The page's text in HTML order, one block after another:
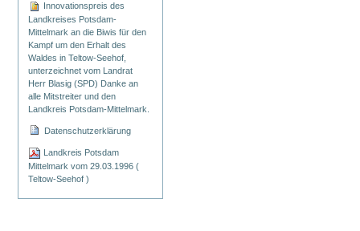
Innovationspreis des
Landkreises Potsdam-
Mittelmark an die Biwis für den
Kampf um den Erhalt des
Waldes in Teltow-Seehof,
unterzeichnet vom Landrat
Herr Blasig (SPD) Danke an
alle Mitstreiter und den
Landkreis Potsdam-Mittelmark.
Datenschutzerklärung
Landkreis Potsdam
Mittelmark vom 29.03.1996 (
Teltow-Seehof )